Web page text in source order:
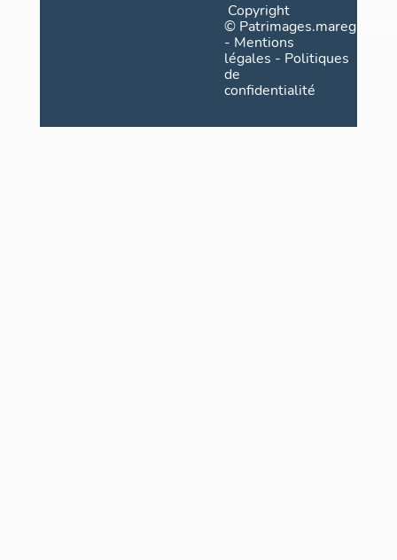
Copyright
©
- Mentions
légales - Politiques
de
confidentialité